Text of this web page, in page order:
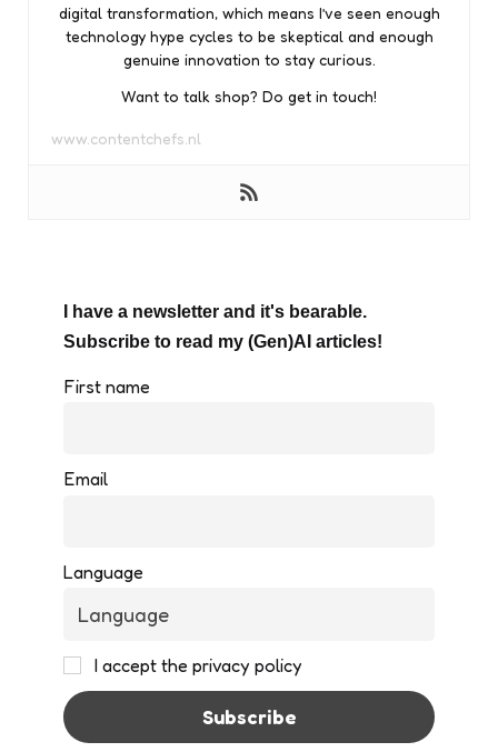
digital transformation, which means I’ve seen enough
technology hype cycles to be skeptical and enough
genuine innovation to stay curious.
Want to talk shop? Do get in touch!
www.contentchefs.nl
I have a newsletter and it's bearable.
Subscribe to read my (Gen)AI articles!
First name
Email
Language
I accept the privacy policy